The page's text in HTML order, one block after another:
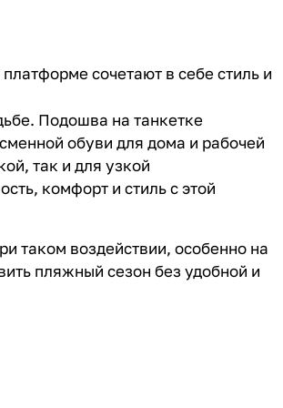
сочетают в себе стиль и
Подошва на танкетке
обуви для дома и рабочей
так и для узкой
комфорт и стиль с этой
таком воздействии, особенно на
пляжный сезон без удобной и